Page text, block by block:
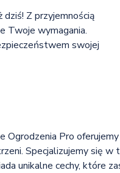
dziś! Z przyjemnością
Twoje wymagania.
swojej
Pro
Specjalizujemy się w
unikalne cechy, które